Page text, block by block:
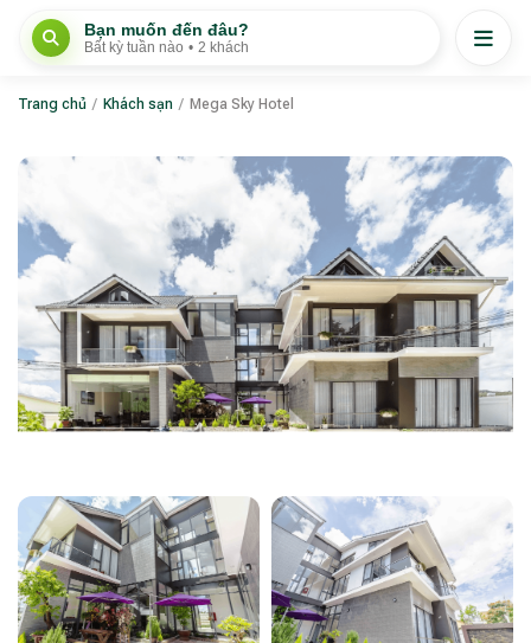
Bạn muốn đến đâu?
Bất kỳ tuần nào • 2 khách
Trang chủ / Khách sạn / Mega Sky Hotel